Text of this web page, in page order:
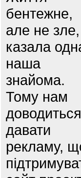
бентежне,
але не
казала
наша
знайома.
Тому нам
доводиться
давати
рекламу,